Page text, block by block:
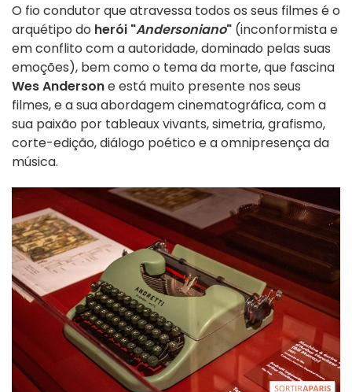
O fio condutor que atravessa todos os seus filmes é o
arquétipo do herói "Andersoniano" (inconformista e
em conflito com a autoridade, dominado pelas suas
emoções), bem como o tema da morte, que fascina
Wes Andersone está muito presente nos seus
filmes, e a sua abordagem cinematográfica, com a
sua paixão por tableaux vivants, simetria, grafismo,
corte-edição, diálogo poético e a omnipresença da
música.